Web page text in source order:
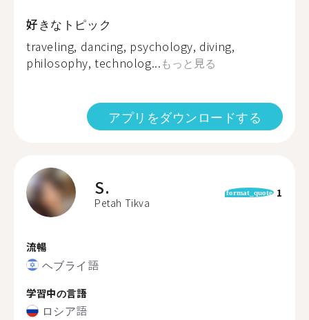
好きなトピック
traveling, dancing, psychology, diving,
philosophy, technolog...もっと見る
アプリをダウンロードする
S.
Petah Tikva
format_quote 1
流暢
ヘブライ語
学習中の言語
ロシア語